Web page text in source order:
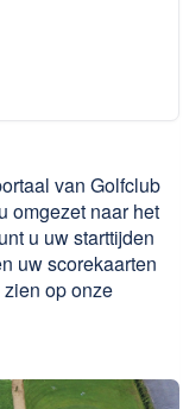
van Golfclub
omgezet naar het
u uw starttijden
uw scorekaarten
op onze